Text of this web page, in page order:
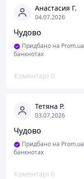
Анастасия Г.
04.07.2026
Чудово
Придбано на Prom.ua
банкнотах
Коментарі 0
Тетяна Р.
03.07.2026
Чудово
Придбано на Prom.ua
банкнотах
Коментарі 0